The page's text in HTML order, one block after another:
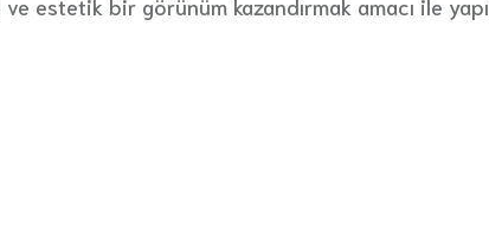
estetik bir görünüm kazandırmak amacı ile